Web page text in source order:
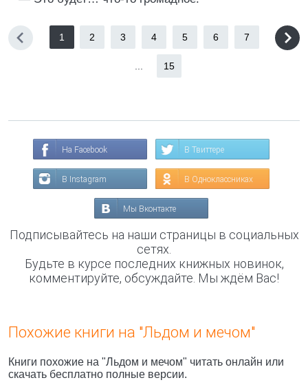
1 2 3 4 5 6 7
15
На Facebook В Твиттере
В Instagram В Одноклассниках
Мы Вконтакте
Подписывайтесь на наши страницы в социальных
сетях.
Будьте в курсе последних книжных новинок,
комментируйте, обсуждайте. Мы ждём Вас!
Похожие книги на "Льдом и мечом"
Книги похожие на "Льдом и мечом" читать онлайн или
скачать бесплатно полные версии.